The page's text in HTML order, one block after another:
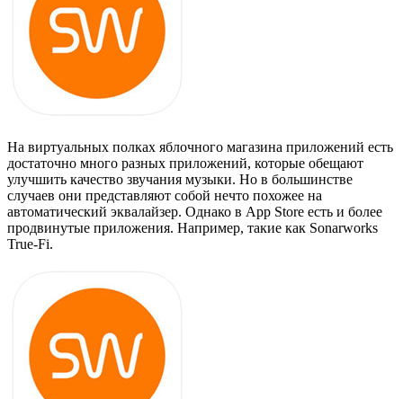
На виртуальных полках яблочного магазина приложений есть
достаточно много разных приложений, которые обещают
улучшить качество звучания музыки. Но в большинстве
случаев они представляют собой нечто похожее на
автоматический эквалайзер. Однако в App Store есть и более
продвинутые приложения. Например, такие как Sonarworks
True-Fi.